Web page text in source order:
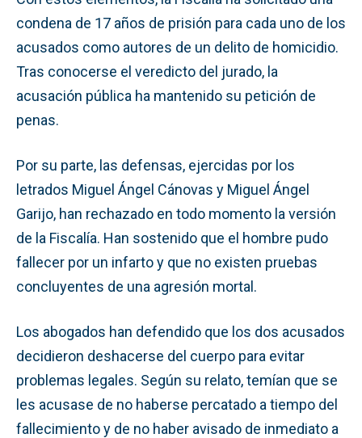
condena de 17 años de prisión para cada uno de los
acusados como autores de un delito de homicidio.
Tras conocerse el veredicto del jurado, la
acusación pública ha mantenido su petición de
penas.
Por su parte, las defensas, ejercidas por los
letrados Miguel Ángel Cánovas y Miguel Ángel
Garijo, han rechazado en todo momento la versión
de la Fiscalía. Han sostenido que el hombre pudo
fallecer por un infarto y que no existen pruebas
concluyentes de una agresión mortal.
Los abogados han defendido que los dos acusados
decidieron deshacerse del cuerpo para evitar
problemas legales. Según su relato, temían que se
les acusase de no haberse percatado a tiempo del
fallecimiento y de no haber avisado de inmediato a